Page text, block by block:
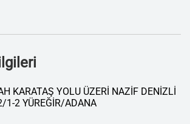
KARATAŞ YOLU ÜZERİ NAZİF DENİZLİ
1-2 YÜREĞİR/ADANA